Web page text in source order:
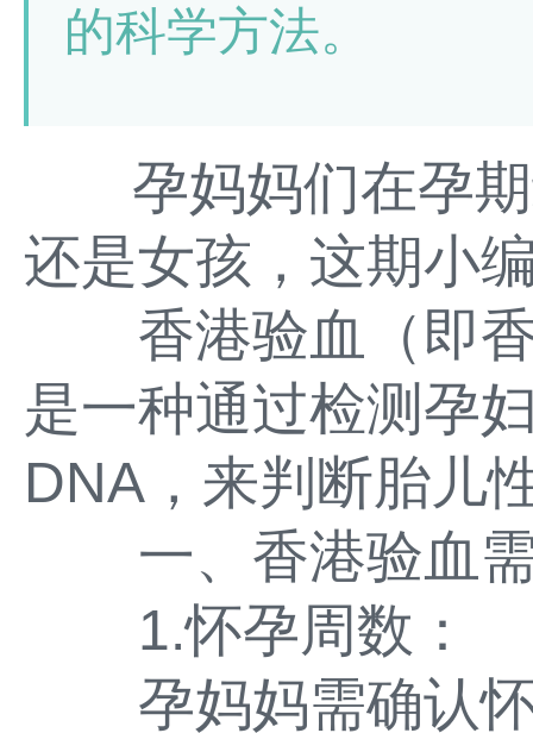
的科学方法。
孕妈妈们在孕期
还是女孩，这期小
香港验血（即香
是一种通过检测孕
DNA，来判断胎儿
一、香港验血需
1.怀孕周数：
孕妈妈需确认怀